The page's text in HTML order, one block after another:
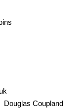
Douglas Coupland